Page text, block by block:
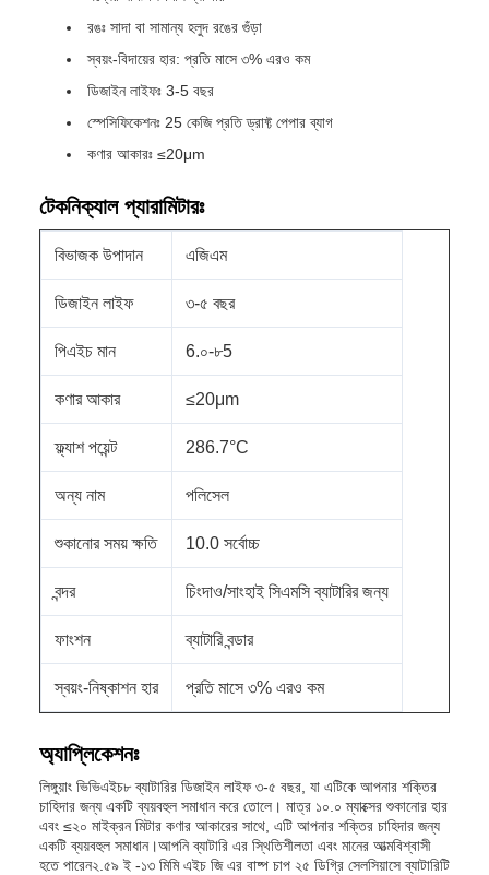
রঙঃ সাদা বা সামান্য হলুদ রঙের গুঁড়া
স্বয়ং-বিদায়ের হার: প্রতি মাসে ৩% এরও কম
ডিজাইন লাইফঃ 3-5 বছর
স্পেসিফিকেশনঃ 25 কেজি প্রতি ড্রাফ্ট পেপার ব্যাগ
কণার আকারঃ ≤20μm
টেকনিক্যাল প্যারামিটারঃ
বিভাজক উপাদান এজিএম
ডিজাইন লাইফ ৩-৫ বছর
পিএইচ মান 6.০-৮5
কণার আকার ≤20μm
ফ্ল্যাশ পয়েন্ট 286.7°C
অন্য নাম পলিসেল
শুকানোর সময় ক্ষতি 10.0 সর্বোচ্চ
বন্দর চিংদাও/সাংহাই সিএমসি ব্যাটারির জন্য
ফাংশন ব্যাটারি বন্ডার
স্বয়ং-নিষ্কাশন হার প্রতি মাসে ৩% এরও কম
অ্যাপ্লিকেশনঃ
লিঙ্গুয়াং ভিভিএইচ৮ ব্যাটারির ডিজাইন লাইফ ৩-৫ বছর, যা এটিকে আপনার শক্তির
চাহিদার জন্য একটি ব্যয়বহুল সমাধান করে তোলে। মাত্র ১০.০ ম্যাক্সের শুকানোর হার
এবং ≤২০ মাইক্রন মিটার কণার আকারের সাথে, এটি আপনার শক্তির চাহিদার জন্য
একটি ব্যয়বহুল সমাধান।আপনি ব্যাটারি এর স্থিতিশীলতা এবং মানের আত্মবিশ্বাসী
হতে পারেন২.৫৯ ই -১৩ মিমি এইচ জি এর বাষ্প চাপ ২৫ ডিগ্রি সেলসিয়াসে ব্যাটারিটি